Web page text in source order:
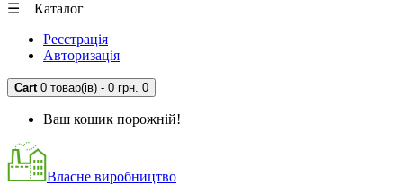
☰ Каталог
Реєстрація
Авторизація
Cart 0 товар(ів) - 0 грн. 0
Ваш кошик порожній!
Власне виробництво